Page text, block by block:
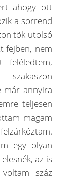
ahogy ott
a sorrend
tök utolsó
fejben, nem
feléledtem,
már annyira
teljesen
magam
egy olyan
az is
száz